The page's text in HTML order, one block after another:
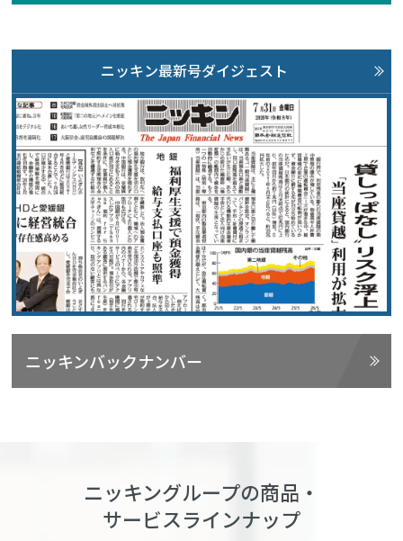
ニッキン最新号ダイジェスト
ニッキンバックナンバー
ニッキングループの商品・
サービスラインナップ